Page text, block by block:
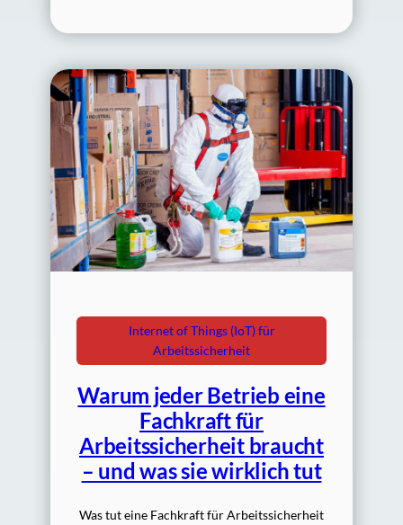
Internet of Things (IoT) für
Arbeitssicherheit
Warum jeder Betrieb eine
Fachkraft für
Arbeitssicherheit braucht
– und was sie wirklich tut
Was tut eine Fachkraft für Arbeitssicherheit